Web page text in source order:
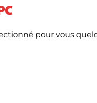
pour vous